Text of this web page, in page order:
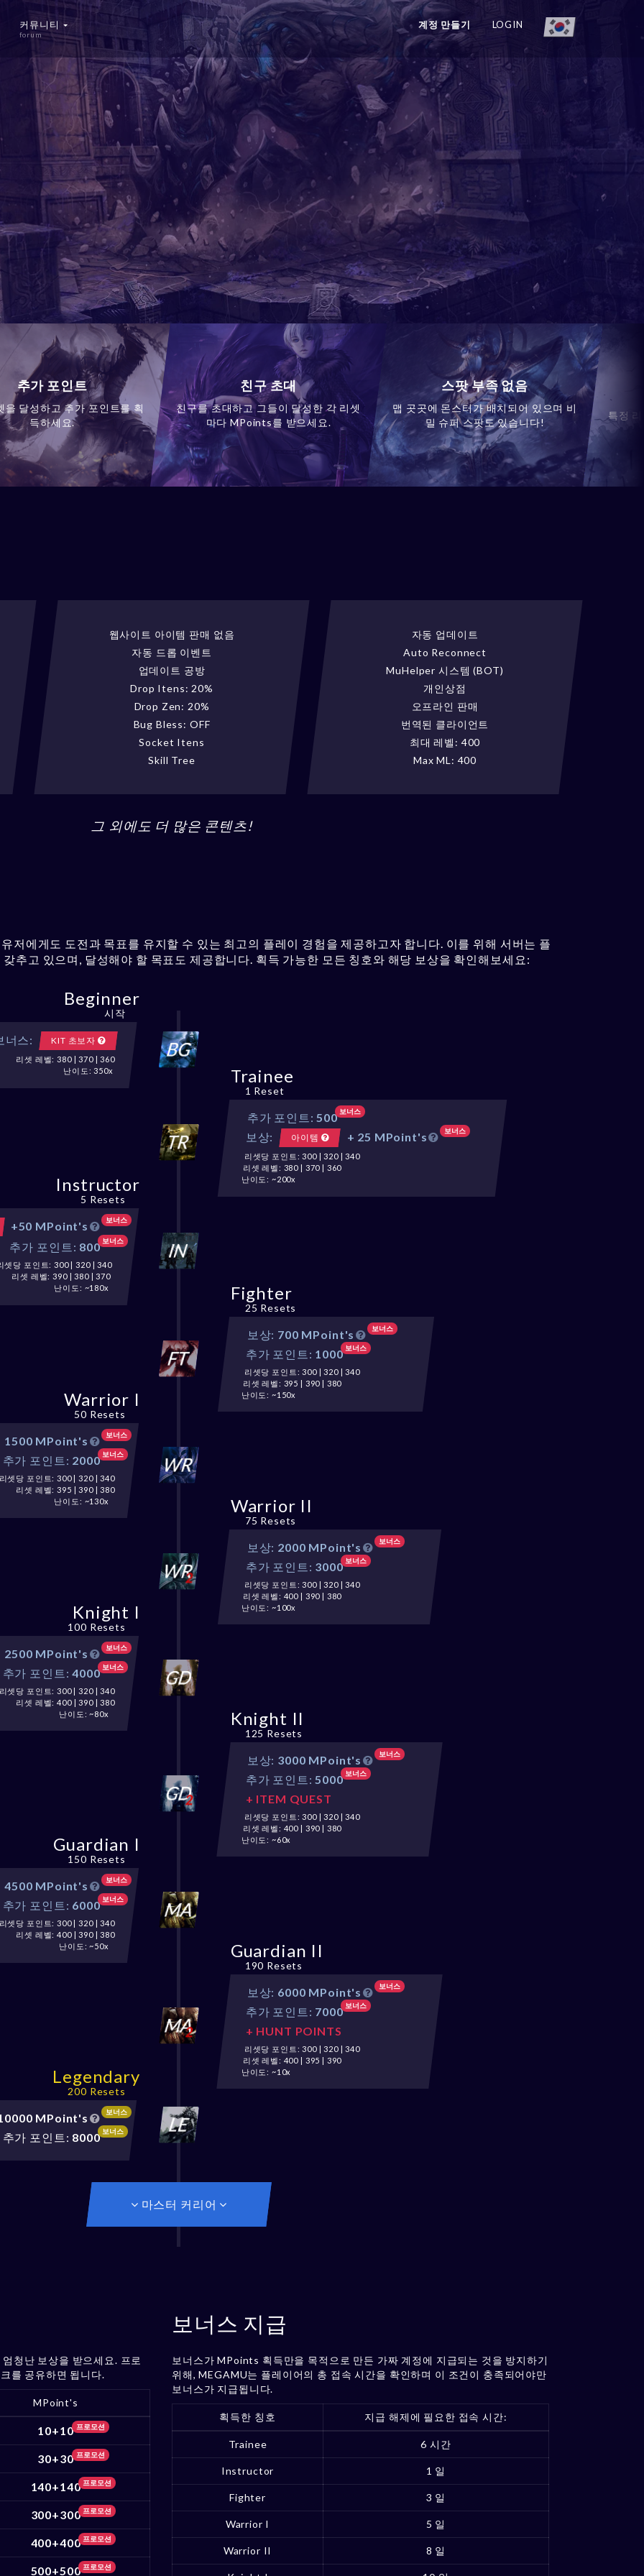
커뮤니티
forum
계정 만들기 LOGIN
추가 포인트
을 달성하고 추가 포인트를 획
득하세요.
친구 초대
친구를 초대하고 그들이 달성한 각 리셋
마다 MPoints를 받으세요.
스팟 부족 없음
맵 곳곳에 몬스터가 배치되어 있으며 비
밀 슈퍼 스팟도 있습니다!
특정
웹사이트 아이템 판매 없음
자동 드롭 이벤트
업데이트 공방
Drop Itens: 20%
Drop Zen: 20%
Bug Bless: OFF
Socket Itens
Skill Tree
자동 업데이트
Auto Reconnect
MuHelper 시스템 (BOT)
개인상점
오프라인 판매
번역된 클라이언트
최대 레벨: 400
Max ML: 400
그 외에도 더 많은 콘텐츠!
저에게도 도전과 목표를 유지할 수 있는 최고의 플레이 경험을 제공하고자 합니다. 이를 위해 서버는 플
추고 있으며, 달성해야 할 목표도 제공합니다. 획득 가능한 모든 칭호와 해당 보상을 확인해보세요:
Beginner
시작
너스: KIT 초보자
리셋 레벨: 380 | 370 | 360
난이도: 350x
Trainee
1 Reset
추가 포인트: 500 보너스
보상: 아이템 + 25 MPoint's 보너스
리셋당 포인트: 300 | 320 | 340
리셋 레벨: 380 | 370 | 360
난이도: ~200x
Instructor
5 Resets
+50 MPoint's 보너스
추가 포인트: 800보너스
셋당 포인트: 300 | 320 | 340
리셋 레벨: 390 | 380 | 370
난이도: ~180x
Fighter
25 Resets
보상: 700 MPoint's 보너스
추가 포인트: 1000 보너스
리셋당 포인트: 300 | 320 | 340
리셋 레벨: 395 | 390 | 380
난이도: ~150x
Warrior I
50 Resets
1500 MPoint's 보너스
추가 포인트: 2000 보너스
셋당 포인트: 300 | 320 | 340
리셋 레벨: 395 | 390 | 380
난이도: ~130x
Warrior II
75 Resets
보상: 2000 MPoint's 보너스
추가 포인트: 3000 보너스
리셋당 포인트: 300 | 320 | 340
리셋 레벨: 400 | 390 | 380
난이도: ~100x
Knight I
100 Resets
2500 MPoint's 보너스
추가 포인트:4000 보너스
셋당 포인트: 300 | 320 | 340
리셋 레벨: 400 | 390 | 380
난이도: ~80x
Knight II
125 Resets
보상: 3000 MPoint's 보너스
추가 포인트: 5000 보너스
+ ITEM QUEST
리셋당 포인트: 300 | 320 | 340
리셋 레벨: 400 | 390 | 380
난이도: ~60x
Guardian I
150 Resets
4500 MPoint's 보너스
추가 포인트: 6000 보너스
셋당 포인트: 300 | 320 | 340
리셋 레벨: 400 | 390 | 380
난이도: ~50x
Guardian II
190 Resets
보상: 6000 MPoint's 보너스
추가 포인트: 7000 보너스
+ HUNT POINTS
리셋당 포인트: 300 | 320 | 340
리셋 레벨: 400 | 395 | 390
난이도: ~10x
Legendary
200 Resets
MPoint's 보너스
추가 포인트: 8000 보너스
마스터 커리어
청난 보상을 받으세요. 프로
를 공유하면 됩니다.
MPoint's
10+10 프로모션
30+30 프로모션
140+140 프로모션
300+300 프로모션
400+400 프로모션
500+500 프로모션
보너스 지급
보너스가 MPoints 획득만을 목적으로 만든 가짜 계정에 지급되는 것을 방지하기
위해, MEGAMU는 플레이어의 총 접속 시간을 확인하며 이 조건이 충족되어야만
보너스가 지급됩니다.
획득한 칭호 지급 해제에 필요한 접속 시간:
Trainee 6 시간
Instructor 1 일
Fighter 3 일
Warrior I 5 일
Warrior II 8 일